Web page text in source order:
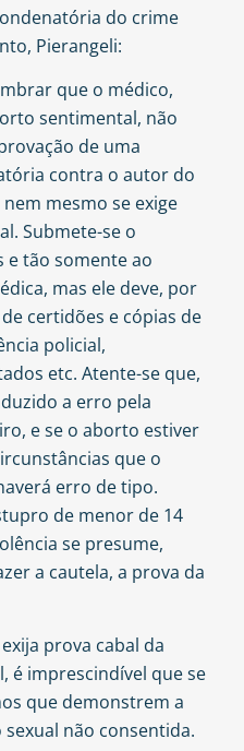
do crime
Pierangeli:
que o médico,
sentimental, não
de uma
contra o autor do
mesmo se exige
Submete-se o
e tão somente ao
mas ele deve, por
certidões e cópias de
policial,
etc. Atente-se que,
a erro pela
e se o aborto estiver
que o
erro de tipo.
de menor de 14
se presume,
a cautela, a prova da
prova cabal da
é imprescindível que se
que demonstrem a
não consentida.